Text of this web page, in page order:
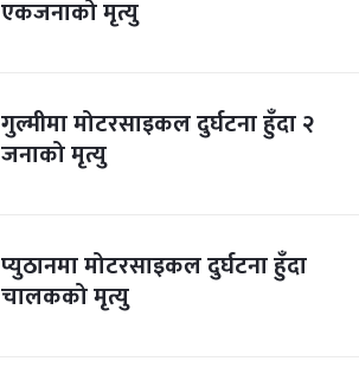
एकजनाको मृत्यु
गुल्मीमा मोटरसाइकल दुर्घटना हुँदा २
जनाको मृत्यु
प्युठानमा मोटरसाइकल दुर्घटना हुँदा
चालकको मृत्यु